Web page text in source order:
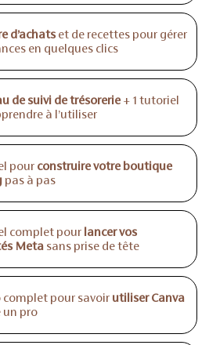
d’achatset de recettes pour gérer
en quelques clics
de suivi de trésorerie+ 1 tutoriel
à l’utiliser
pour construire votre boutique
pas à pas
complet pourlancer vos
Metasans prise de tête
complet pour savoir utiliser Canva
un pro